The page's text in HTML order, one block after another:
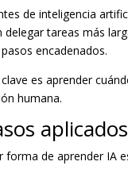
de inteligencia
delegar tareas más
encadenados.
es aprender
humana.
forma de aprender IA